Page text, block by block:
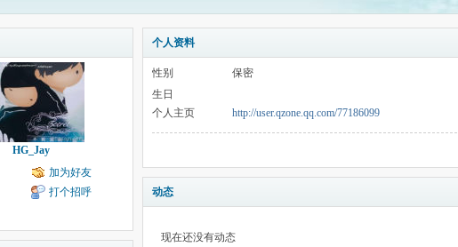
HG_Jay
加为好友
打个招呼
个人资料
性别
保密
生日
个人主页
http://user.qzone.qq.com/77186099
动态
现在还没有动态